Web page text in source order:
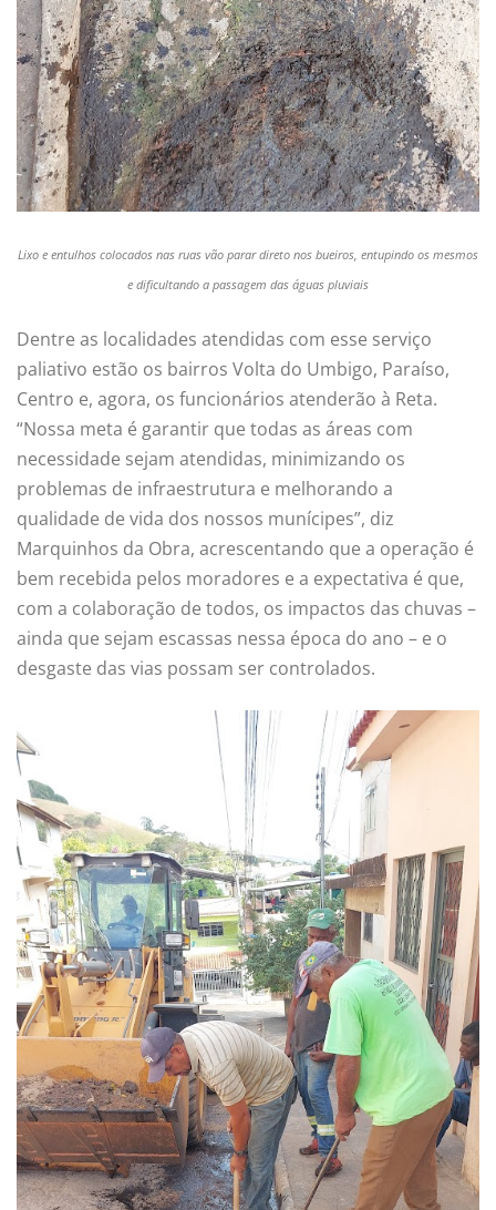
Lixo e entulhos colocados nas ruas vão parar direto nos bueiros, entupindo os mesmos
e dificultando a passagem das águas pluviais
Dentre as localidades atendidas com esse serviço
paliativo estão os bairros Volta do Umbigo, Paraíso,
Centro e, agora, os funcionários atenderão à Reta.
“Nossa meta é garantir que todas as áreas com
necessidade sejam atendidas, minimizando os
problemas de infraestrutura e melhorando a
qualidade de vida dos nossos munícipes”, diz
Marquinhos da Obra, acrescentando que a operação é
bem recebida pelos moradores e a expectativa é que,
com a colaboração de todos, os impactos das chuvas –
ainda que sejam escassas nessa época do ano – e o
desgaste das vias possam ser controlados.